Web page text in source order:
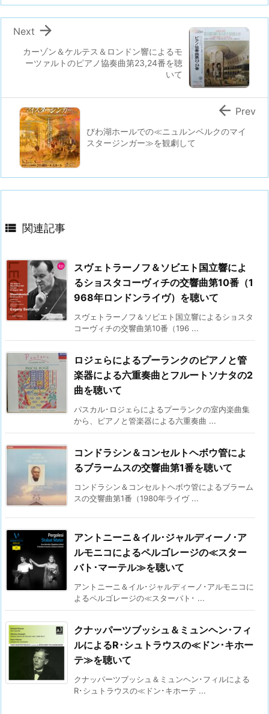
カーゾン＆ケルテス＆ロンドン響によるモ
ーツァルトのピアノ協奏曲第23,24番を聴
いて

Next
びわ湖ホールでの≪ニュルンベルクのマイ
スタージンガー≫を観劇して
 Prev
 関連記事
スヴェトラーノフ＆ソビエト国立響によ
るショスタコーヴィチの交響曲第10番（1
968年ロンドンライヴ）を聴いて
スヴェトラーノフ＆ソビエト国立響によるショスタ
コーヴィチの交響曲第10番（196 ...
ロジェらによるプーランクのピアノと管
楽器による六重奏曲とフルートソナタの2
曲を聴いて
パスカル･ロジェらによるプーランクの室内楽曲集
から、ピアノと管楽器による六重奏曲 ...
コンドラシン＆コンセルトヘボウ管によ
るブラームスの交響曲第1番を聴いて
コンドラシン＆コンセルトヘボウ管によるブラーム
スの交響曲第1番（1980年ライヴ ...
アントニーニ＆イル･ジャルディーノ･ア
ルモニコによるペルゴレージの≪スター
バト･マーテル≫を聴いて
アントニーニ＆イル･ジャルディーノ･アルモニコに
よるペルゴレージの≪スターバト･ ...
クナッパーツブッシュ＆ミュンヘン･フィ
ルによるR･シュトラウスの≪ドン･キホー
テ≫を聴いて
クナッパーツブッシュ＆ミュンヘン･フィルによる
R･シュトラウスの≪ドン･キホーテ ...